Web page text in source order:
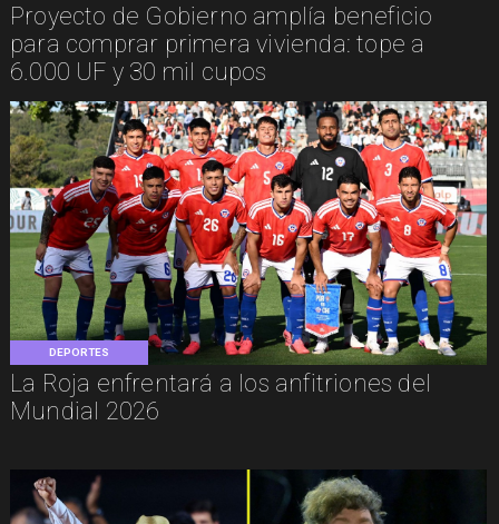
Proyecto de Gobierno amplía beneficio
para comprar primera vivienda: tope a
6.000 UF y 30 mil cupos
DEPORTES
La Roja enfrentará a los anfitriones del
Mundial 2026